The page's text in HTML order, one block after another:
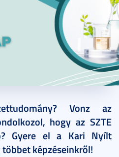
Vonz az
hogy az SZTE
Gyere el a Kari Nyílt
képzéseinkről!